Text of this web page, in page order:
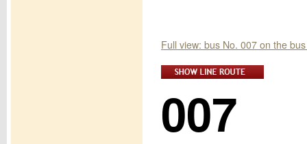
Full view: bus No. 007 on the
007